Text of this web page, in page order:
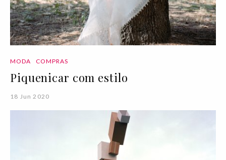
MODA COMPRAS
Piquenicar com estilo
18 Jun 2020